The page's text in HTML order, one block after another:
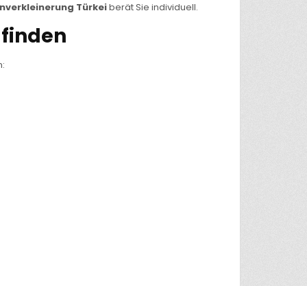
Türkeiberät Sie individuell.